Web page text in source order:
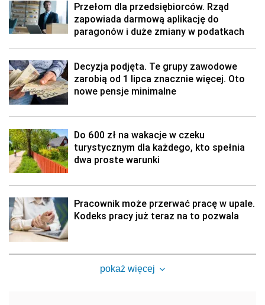
Przełom dla przedsiębiorców. Rząd
zapowiada darmową aplikację do
paragonów i duże zmiany w podatkach
Decyzja podjęta. Te grupy zawodowe
zarobią od 1 lipca znacznie więcej. Oto
nowe pensje minimalne
Do 600 zł na wakacje w czeku
turystycznym dla każdego, kto spełnia
dwa proste warunki
Pracownik może przerwać pracę w upale.
Kodeks pracy już teraz na to pozwala
pokaż więcej